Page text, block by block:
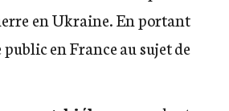
en Ukraine. En portant
en France au sujet de